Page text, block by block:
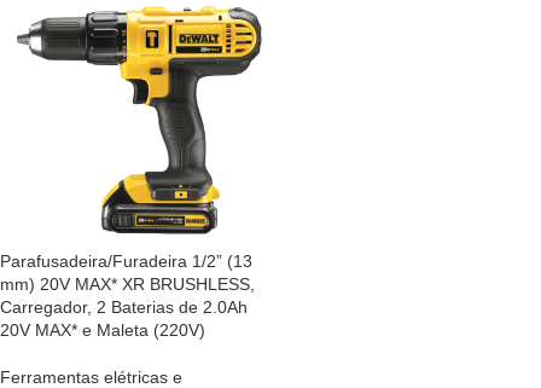
Parafusadeira/Furadeira 1/2” (13
mm) 20V MAX* XR BRUSHLESS,
Carregador, 2 Baterias de 2.0Ah
20V MAX* e Maleta (220V)
Ferramentas elétricas e